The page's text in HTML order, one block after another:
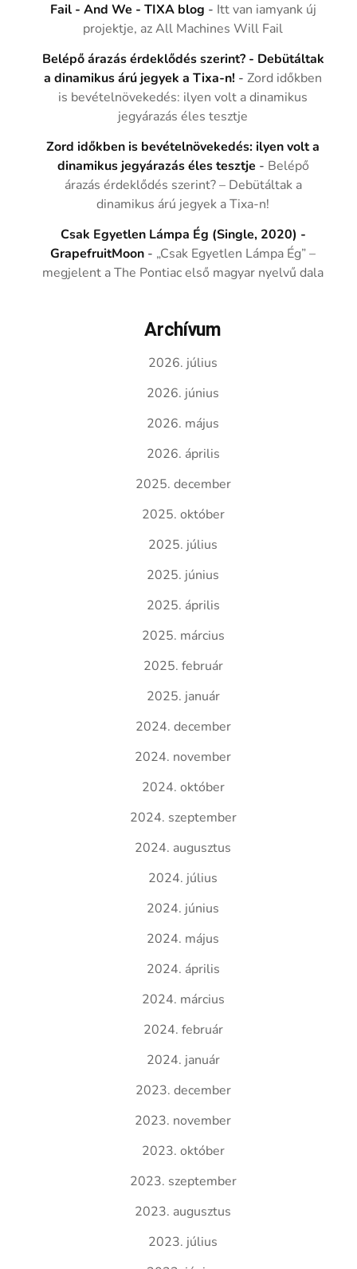
Fail - And We - TIXA blog - Itt van iamyank új
projektje, az All Machines Will Fail
Belépő árazás érdeklődés szerint? - Debütáltak
a dinamikus árú jegyek a Tixa-n! -Zord időkben
is bevételnövekedés: ilyen volt a dinamikus
jegyárazás éles tesztje
Zord időkben is bevételnövekedés: ilyen volt a
dinamikus jegyárazás éles tesztje - Belépő
árazás érdeklődés szerint? – Debütáltak a
dinamikus árú jegyek a Tixa-n!
Csak Egyetlen Lámpa Ég (Single, 2020) -
GrapefruitMoon - „Csak Egyetlen Lámpa Ég” –
megjelent a The Pontiac első magyar nyelvű dala
Archívum
2026. július
2026. június
2026. május
2026. április
2025. december
2025. október
2025. július
2025. június
2025. április
2025. március
2025. február
2025. január
2024. december
2024. november
2024. október
2024. szeptember
2024. augusztus
2024. július
2024. június
2024. május
2024. április
2024. március
2024. február
2024. január
2023. december
2023. november
2023. október
2023. szeptember
2023. augusztus
2023. július